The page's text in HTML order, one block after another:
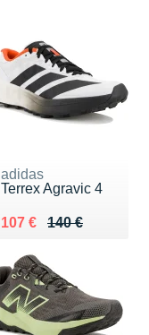
adidas
Terrex Agravic 4
140 €
Au lieu de 140 €
107 €
Vendu 107 €